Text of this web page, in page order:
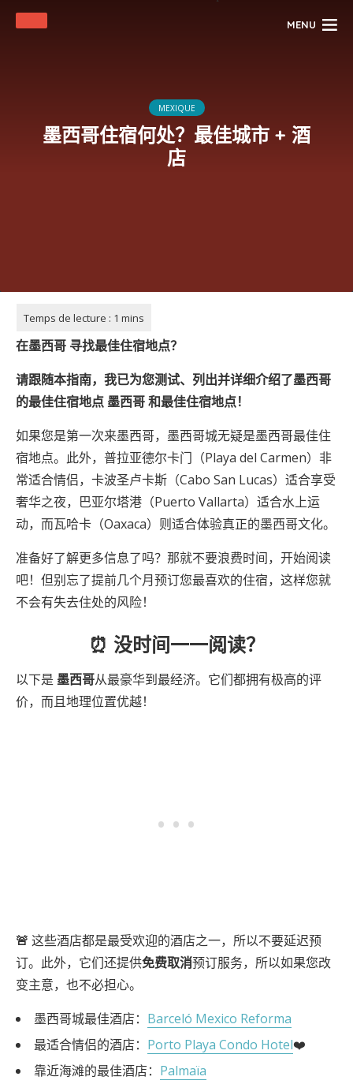
MENU
MEXIQUE
墨西哥住宿何处？最佳城市 + 酒
店
在墨西哥 寻找最佳住宿地点？
请跟随本指南，我已为您测试、列出并详细介绍了墨西哥
的最佳住宿地点 墨西哥和最佳住宿地点！
如果您是第一次来墨西哥，墨西哥城无疑是墨西哥最佳住
宿地点。此外，普拉亚德尔卡门（Playa del Carmen）非
常适合情侣，卡波圣卢卡斯（Cabo San Lucas）适合享受
奢华之夜，巴亚尔塔港（Puerto Vallarta）适合水上运
动，而瓦哈卡（Oaxaca）则适合体验真正的墨西哥文化。
准备好了解更多信息了吗？那就不要浪费时间，开始阅读
吧！但别忘了提前几个月预订您最喜欢的住宿，这样您就
不会有失去住处的风险！
⏰ 没时间一一阅读？
以下是 墨西哥从最豪华到最经济。它们都拥有极高的评
价，而且地理位置优越！
🚨 这些酒店都是最受欢迎的酒店之一，所以不要延迟预
订。此外，它们还提供免费取消预订服务，所以如果您改
变主意，也不必担心。
墨西哥城最佳酒店： Barceló Mexico Reforma
最适合情侣的酒店： Porto Playa Condo Hotel❤️
靠近海滩的最佳酒店： Palmaïa